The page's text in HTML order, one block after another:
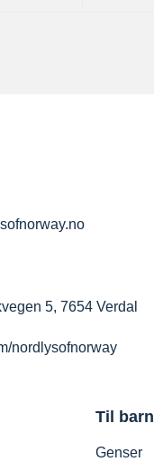
5, 7654 Verdal
nordlysofnorway
Til barn
Genser